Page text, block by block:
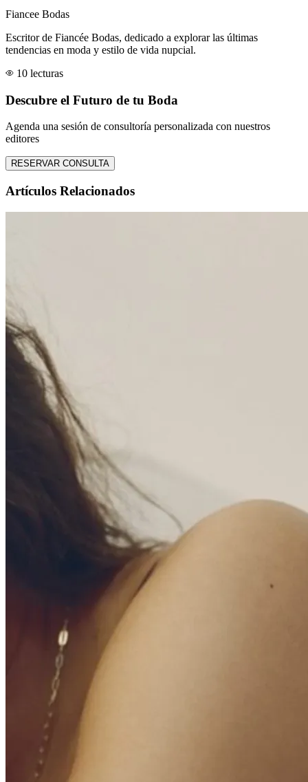
Fiancee Bodas
Escritor de Fiancée Bodas, dedicado a explorar las últimas
tendencias en moda y estilo de vida nupcial.
10 lecturas
Descubre el Futuro de tu Boda
Agenda una sesión de consultoría personalizada con nuestros
editores
RESERVAR CONSULTA
Artículos Relacionados